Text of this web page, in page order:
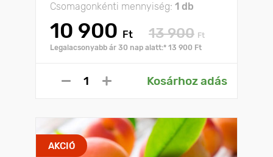
Csomagonkénti mennyiség: 1 db
10 900 Ft 13 900 Ft
Legalacsonyabb ár 30 nap alatt:* 13 900 Ft
Kosárhoz adás
AKCIÓ